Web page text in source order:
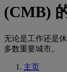
(CMB)
无论是工作还是
多数重要城市。
主页